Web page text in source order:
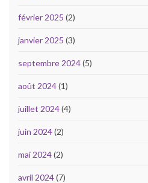
février 2025 (2)
janvier 2025 (3)
septembre 2024(5)
août 2024(1)
juillet 2024(4)
juin 2024(2)
mai 2024(2)
avril 2024(7)